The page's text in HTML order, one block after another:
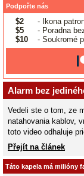
Podpořte nás
$2
- Ikona
$5
- Poradna
$10
- Soukromé
Alarm bez
Vedeli ste o tom, ze
natahovania kablov,
toto video odhaluje
Přejít na článek
Táto kapela má milióny